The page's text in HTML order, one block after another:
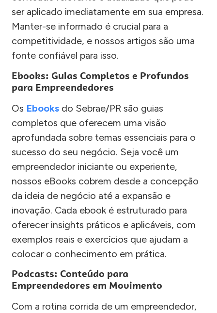
ser aplicado imediatamente em sua empresa.
Manter-se informado é crucial para a
competitividade, e nossos artigos são uma
fonte confiável para isso.
Ebooks: Guias Completos e Profundos
para Empreendedores
Os Ebooks do Sebrae/PR são guias
completos que oferecem uma visão
aprofundada sobre temas essenciais para o
sucesso do seu negócio. Seja você um
empreendedor iniciante ou experiente,
nossos eBooks cobrem desde a concepção
da ideia de negócio até a expansão e
inovação. Cada ebook é estruturado para
oferecer insights práticos e aplicáveis, com
exemplos reais e exercícios que ajudam a
colocar o conhecimento em prática.
Podcasts: Conteúdo para
Empreendedores em Movimento
Com a rotina corrida de um empreendedor,